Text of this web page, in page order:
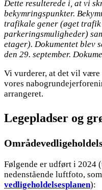
Dette resulterede i, at vi
bekymringspunkter.
trafikale gener (øget trafik
parkeringsmuligheder)
etager). Dokumentet blev
den 29. september.
Vi vurderer, at det vil være
vores
arrangeret.
Legepladser og
Følgende er udført i 2024
nedenstående luftfoto,
vedligeholdelsesplanen):